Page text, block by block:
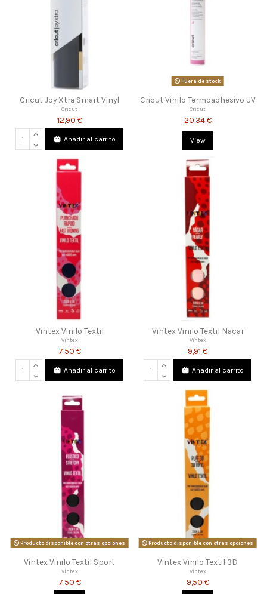
Cricut Joy Xtra Smart Vinyl
Cricut
12,90 €
Añadir al carrito
Fuera de stock
Cricut Vinilo Termoadhesivo UV
Cricut
20,34 €
View
Vintex Vinilo Textil
Vintex
7,50 €
Añadir al carrito
Vintex Vinilo Textil Nacar
Vintex
9,91 €
Añadir al carrito
Producto disponible con otras opciones
Vintex Vinilo Textil Sport
Vintex
7,50 €
Producto disponible con otras opciones
Vintex Vinilo Textil 3D
Vintex
9,50 €